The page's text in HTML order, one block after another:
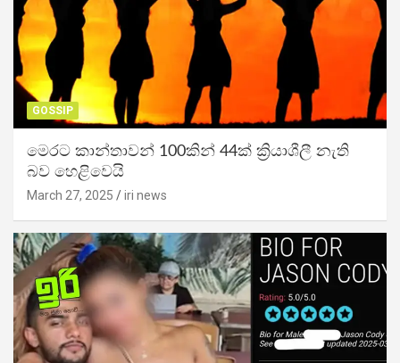
GOSSIP
මෙරට කාන්තාවන් 100කින් 44ක් ක්‍රියාශීලී නැති
බව හෙළිවෙයි
March 27, 2025 iri news